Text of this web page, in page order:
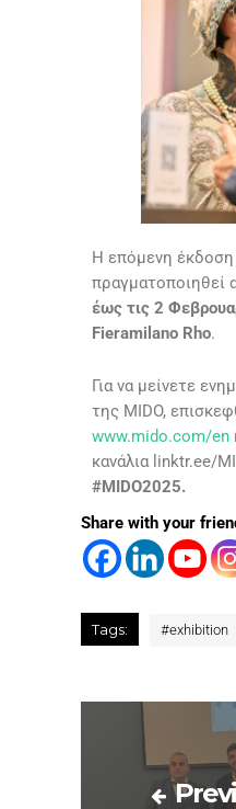
Η επόμενη έκδοση
πραγματοποιηθεί
έως τις 2
Fieramilano Rho.
Για να μείνετε
της MIDO,
www.mido.com/en
κανάλια linktr.ee/
#MIDO2025.
Share with your
Tags: #exhibition